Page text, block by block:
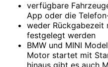
Sommerkompletträder
Räderzubehör
Felgen
Reifen
Sicherheit
MINI Countryman
• verfügbare
App oder die
• weder Rückgabezeit
festgelegt werden
•
BMW und MINI
Motor startet mit